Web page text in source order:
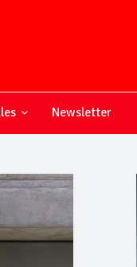
Newsletter